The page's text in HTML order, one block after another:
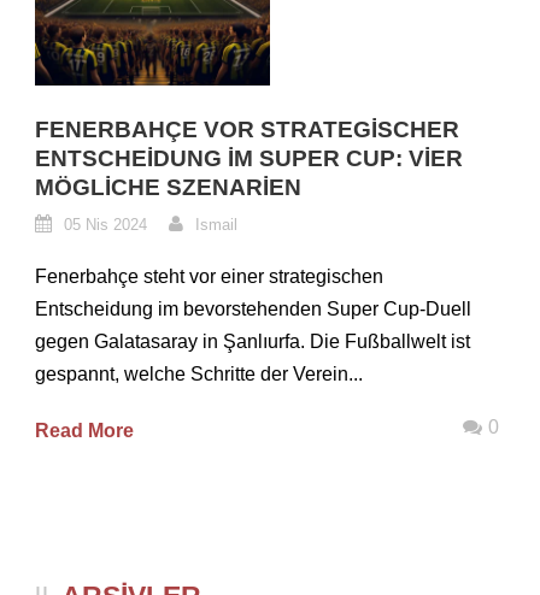
FENERBAHÇE VOR STRATEGISCHER
ENTSCHEIDUNG IM SUPER CUP: VIER
MÖGLICHE SZENARIEN
05 Nis 2024 Ismail
Fenerbahçe steht vor einer strategischen
Entscheidung im bevorstehenden Super Cup-Duell
gegen Galatasaray in Şanlıurfa. Die Fußballwelt ist
gespannt, welche Schritte der Verein...
Read More 0